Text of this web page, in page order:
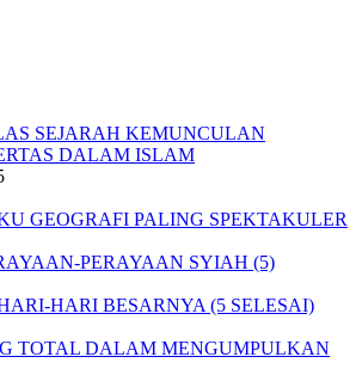
SEJARAH KEMUNCULAN
DALAM ISLAM
GEOGRAFI PALING SPEKTAKULER
PERAYAAN SYIAH (5)
HARI BESARNYA (5 SELESAI)
TOTAL DALAM MENGUMPULKAN